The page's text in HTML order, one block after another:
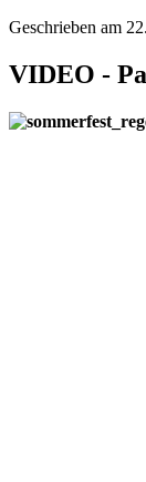
Geschrieben am
VIDEO -